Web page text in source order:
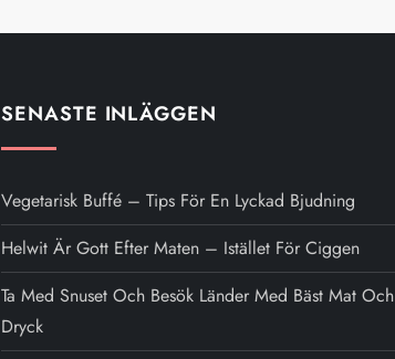
SENASTE INLÄGGEN
Vegetarisk Buffé – Tips För En Lyckad Bjudning
Helwit Är Gott Efter Maten – Istället För Ciggen
Ta Med Snuset Och Besök Länder Med Bäst Mat Och
Dryck